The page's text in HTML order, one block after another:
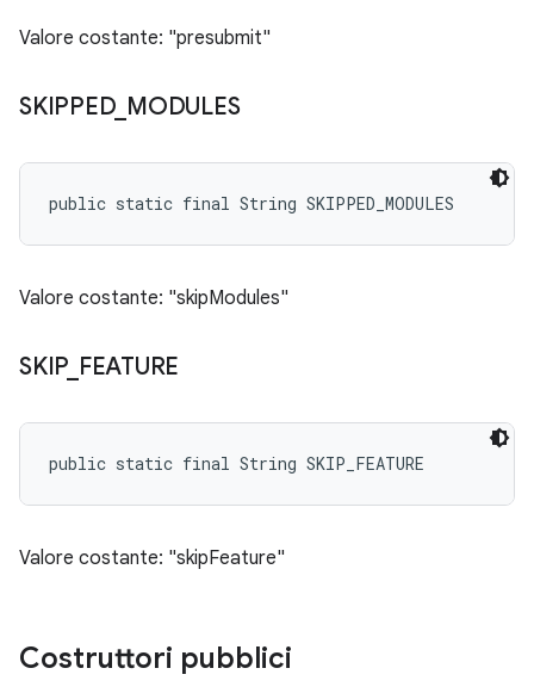
Valore costante: "presubmit"
SKIPPED_ MODULES
public static final String SKIPPED_MODULES
Valore costante: "skipModules"
SKIP_ FEATURE
public static final String SKIP_FEATURE
Valore costante: "skipFeature"
Costruttori pubblici